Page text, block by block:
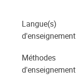
Langue(s)
d'enseignement
Méthodes
d'enseignement